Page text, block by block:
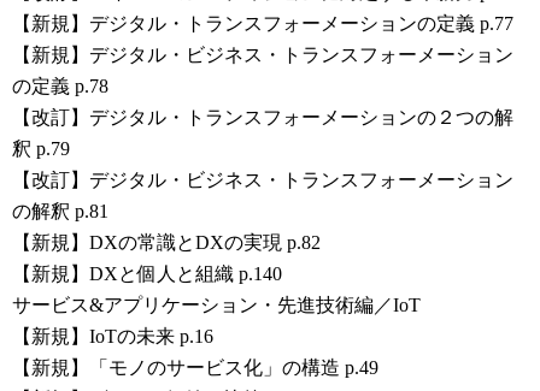
【新規】デジタル・トランスフォーメーションの定義 p.77
【新規】デジタル・ビジネス・トランスフォーメーション
の定義 p.78
【改訂】デジタル・トランスフォーメーションの２つの解
釈 p.79
【改訂】デジタル・ビジネス・トランスフォーメーション
の解釈 p.81
【新規】DXの常識とDXの実現 p.82
【新規】DXと個人と組織 p.140
サービス&アプリケーション・先進技術編／IoT
【新規】IoTの未来 p.16
【新規】「モノのサービス化」の構造 p.49